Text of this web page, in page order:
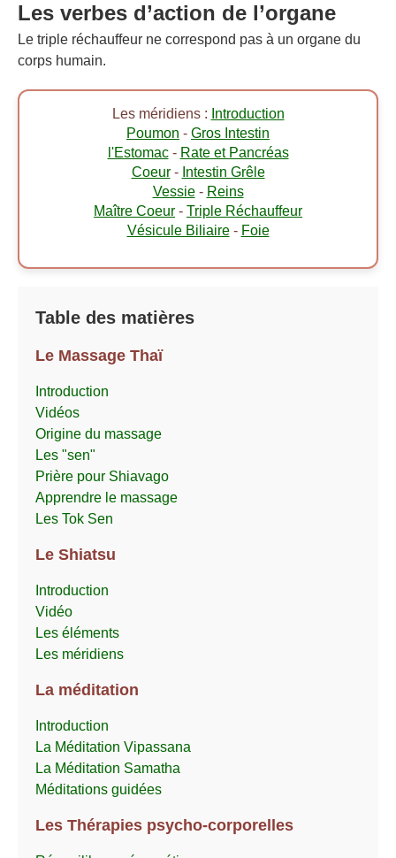
Les verbes d’action de l’organe
Le triple réchauffeur ne correspond pas à un organe du
corps humain.
Les méridiens : Introduction
Poumon - Gros Intestin
l'Estomac- Rate et Pancréas
Coeur- Intestin Grêle
Vessie- Reins
Maître Coeur - Triple Réchauffeur
Vésicule Biliaire- Foie
Table des matières
Le Massage Thaï
Introduction
Vidéos
Origine du massage
Les "sen"
Prière pour Shiavago
Apprendre le massage
Les Tok Sen
Le Shiatsu
Introduction
Vidéo
Les éléments
Les méridiens
La méditation
Introduction
La Méditation Vipassana
La Méditation Samatha
Méditations guidées
Les Thérapies psycho-corporelles